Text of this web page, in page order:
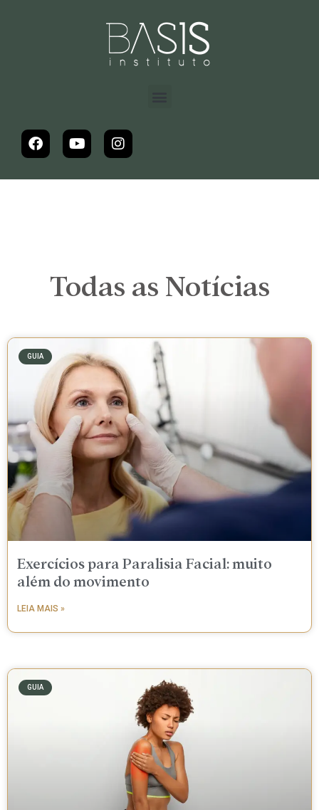
Todas as Notícias
GUIA
Exercícios para Paralisia Facial: muito
além do movimento
LEIA MAIS »
GUIA